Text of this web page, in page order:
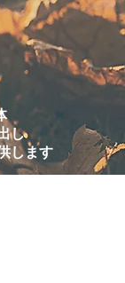
し
します